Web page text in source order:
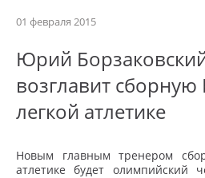
01 февраля 2015
Юрий
возглавит сборную
легкой атлетике
Новым главным тренером
атлетике будет